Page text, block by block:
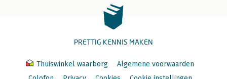
PRETTIG KENNIS MAKEN
Thuiswinkel waarborg
Algemene voorwaarden